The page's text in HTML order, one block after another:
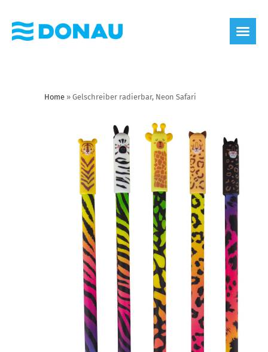
Home » Gelschreiber radierbar, Neon Safari